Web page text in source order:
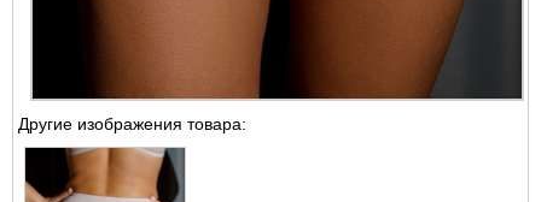
Другие изображения товара: